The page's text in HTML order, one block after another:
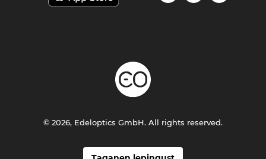
© 2026, Edeloptics GmbH. All rights reserved.